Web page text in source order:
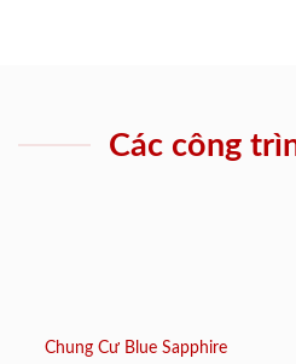
Các công
Chung Cư Blue Sapphire